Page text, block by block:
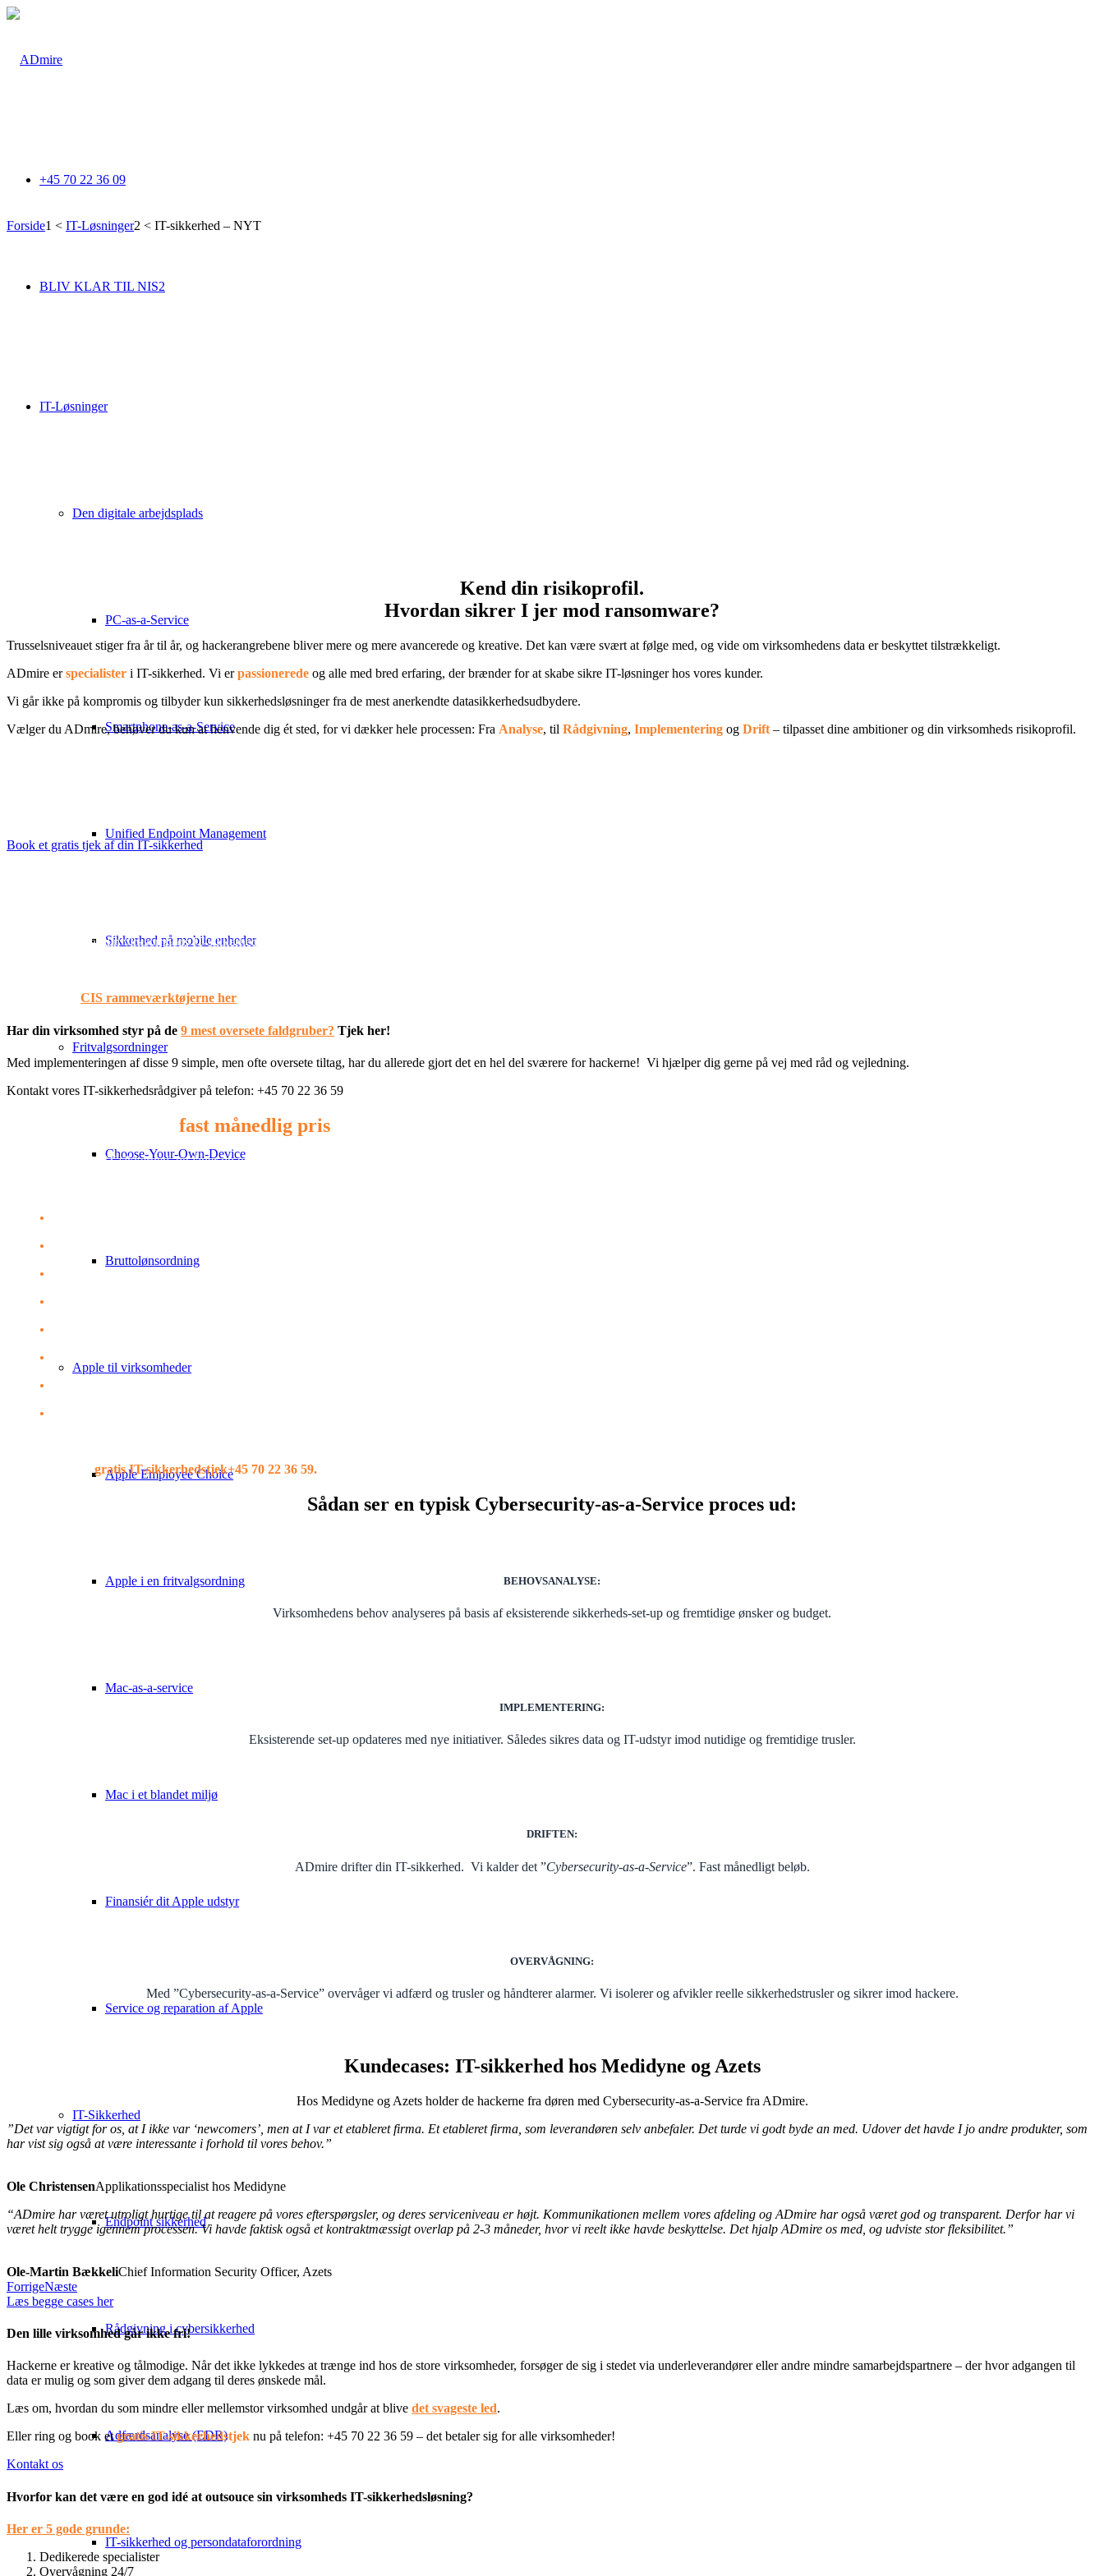
+45 70 22 36 09
BLIV KLAR TIL NIS2
IT-Løsninger
Den digitale arbejdsplads
PC-as-a-Service
Smartphone-as-a-Service
Unified Endpoint Management
Sikkerhed på mobile enheder
Fritvalgsordninger
Choose-Your-Own-Device
Bruttolønsordning
Apple til virksomheder
Apple Employee Choice
Apple i en fritvalgsordning
Mac-as-a-service
Mac i et blandet miljø
Finansiér dit Apple udstyr
Service og reparation af Apple
IT-Sikkerhed
Endpoint sikkerhed
Rådgivning i cybersikkerhed
Adfærdsanalyse (EDR)
IT-sikkerhed og persondataforordning
Forside1 < IT-Løsninger2 < IT-sikkerhed – NYT
Kend din risikoprofil.
Hvordan sikrer I jer mod ransomware?
Trusselsniveauet stiger fra år til år, og hackerangrebene bliver mere og mere avancerede og kreative. Det kan være svært at følge med, og vide om virksomhedens data er beskyttet tilstrækkeligt.
ADmire erspecialister i IT-sikkerhed. Vi erpassionerede og alle med bred erfaring, der brænder for at skabe sikre IT-løsninger hos vores kunder.
Vi går ikke på kompromis og tilbyder kun sikkerhedsløsninger fra de mest anerkendte datasikkerhedsudbydere.
Vælger du ADmire, behøver du kun at henvende dig ét sted, for vi dækker hele processen: Fra Analyse, til Rådgivning, Implementering og Drift – tilpasset dine ambitioner og din virksomheds risikoprofil.
Book et gratis tjek af din IT-sikkerhed
Når vi gennemgår din virksomheds IT-sikkerhedsprofil, tager vi udgangspunkt i jeres eksisterende set-up og bygger videre derfra. Vores tilgang er struktureret og baseret på det kendte CIS rammeværktøj.
CIS rammeværktøjerne her
Har din virksomhed styr på de 9 mest oversete faldgruber? Tjek her!
Med implementeringen af disse 9 simple, men ofte oversete tiltag, har du allerede gjort det en hel del sværere for hackerne! Vi hjælper dig gerne på vej med råd og vejledning.
Kontakt vores IT-sikkerhedsrådgiver på telefon: +45 70 22 36 59
fast månedlig pris
Outsourcer du din IT-sikkerhed, og lader du os tage vare på den daglige drift (vi kalder det for
•
•
•
•
•
•
•
•
gratis IT-sikkerhedstjek+45 70 22 36 59.
Sådan ser en typisk Cybersecurity-as-a-Service proces ud:
BEHOVSANALYSE:
Virksomhedens behov analyseres på basis af eksisterende sikkerheds-set-up og fremtidige ønsker og budget.
IMPLEMENTERING:
Eksisterende set-up opdateres med nye initiativer. Således sikres data og IT-udstyr imod nutidige og fremtidige trusler.
DRIFTEN:
ADmire drifter din IT-sikkerhed. Vi kalder det ”Cybersecurity-as-a-Service”. Fast månedligt beløb.
OVERVÅGNING:
Med ”Cybersecurity-as-a-Service” overvåger vi adfærd og trusler og håndterer alarmer. Vi isolerer og afvikler reelle sikkerhedstrusler og sikrer imod hackere.
Kundecases: IT-sikkerhed hos Medidyne og Azets
Hos Medidyne og Azets holder de hackerne fra døren med Cybersecurity-as-a-Service fra ADmire.
”Det var vigtigt for os, at I ikke var ‘newcomers’, men at I var et etableret firma. Et etableret firma, som leverandøren selv anbefaler. Det turde vi godt byde an med. Udover det havde I jo andre produkter, som
har vist sig også at være interessante i forhold til vores behov.”
Ole ChristensenApplikationsspecialist hos Medidyne
“ADmire har været utroligt hurtige til at reagere på vores efterspørgsler, og deres serviceniveau er højt. Kommunikationen mellem vores afdeling og ADmire har også været god og transparent. Derfor har vi
været helt trygge igennem processen. Vi havde faktisk også et kontraktmæssigt overlap på 2-3 måneder, hvor vi reelt ikke havde beskyttelse. Det hjalp ADmire os med, og udviste stor fleksibilitet.”
Ole-Martin BækkeliChief Information Security Officer, Azets
ForrigeNæste
Læs begge cases her
Den lille virksomhed går ikke fri!
Hackerne er kreative og tålmodige. Når det ikke lykkedes at trænge ind hos de store virksomheder, forsøger de sig i stedet via underleverandører eller andre mindre samarbejdspartnere – der hvor adgangen til
data er mulig og som giver dem adgang til deres ønskede mål.
Læs om, hvordan du som mindre eller mellemstor virksomhed undgår at blive det svageste led.
Eller ring og book etgratis IT-sikkerhedstjek nu på telefon: +45 70 22 36 59 – det betaler sig for alle virksomheder!
Kontakt os
Hvorfor kan det være en god idé at outsouce sin virksomheds IT-sikkerhedsløsning?
Her er 5 gode grunde:
Dedikerede specialister
Overvågning 24/7